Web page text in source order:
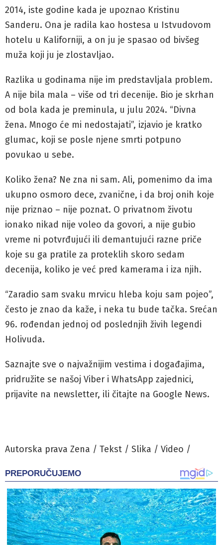
2014, iste godine kada je upoznao Kristinu
Sanderu. Ona je radila kao hostesa u Istvudovom
hotelu u Kaliforniji, a on ju je spasao od bivšeg
muža koji ju je zlostavljao.
Razlika u godinama nije im predstavljala problem.
A nije bila mala – više od tri decenije. Bio je skrhan
od bola kada je preminula, u julu 2024. “Divna
žena. Mnogo će mi nedostajati”, izjavio je kratko
glumac, koji se posle njene smrti potpuno
povukao u sebe.
Koliko žena? Ne zna ni sam. Ali, pomenimo da ima
ukupno osmoro dece, zvanične, i da broj onih koje
nije priznao – nije poznat. O privatnom životu
ionako nikad nije voleo da govori, a nije gubio
vreme ni potvrđujući ili demantujući razne priče
koje su ga pratile za proteklih skoro sedam
decenija, koliko je već pred kamerama i iza njih.
“Zaradio sam svaku mrvicu hleba koju sam pojeo”,
često je znao da kaže, i neka tu bude tačka. Srećan
96. rođendan jednoj od poslednjih živih legendi
Holivuda.
Saznajte sve o najvažnijim vestima i događajima,
pridružite se našoj Viber i WhatsApp zajednici,
prijavite na newsletter, ili čitajte na Google News.
Autorska prava Zena / Tekst / Slika / Video /